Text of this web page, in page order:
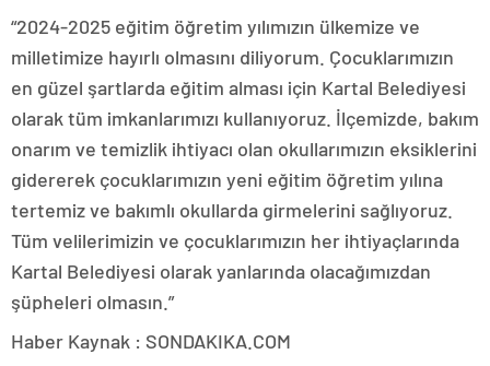
“2024-2025 eğitim öğretim yılımızın ülkemize ve
milletimize hayırlı olmasını diliyorum. Çocuklarımızın
en güzel şartlarda eğitim alması için Kartal Belediyesi
olarak tüm imkanlarımızı kullanıyoruz. İlçemizde, bakım
onarım ve temizlik ihtiyacı olan okullarımızın eksiklerini
gidererek çocuklarımızın yeni eğitim öğretim yılına
tertemiz ve bakımlı okullarda girmelerini sağlıyoruz.
Tüm velilerimizin ve çocuklarımızın her ihtiyaçlarında
Kartal Belediyesi olarak yanlarında olacağımızdan
şüpheleri olmasın.”
Haber Kaynak : SONDAKIKA.COM